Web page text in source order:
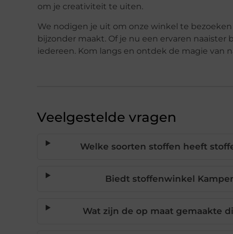
om je creativiteit te uiten.
We nodigen je uit om onze winkel te
bijzonder maakt. Of je nu een ervaren
iedereen. Kom langs en ontdek de magie van
Veelgestelde vragen
Welke soorten stoffen heeft
Biedt stoffenwinkel
Wat zijn de op maat gemaakte